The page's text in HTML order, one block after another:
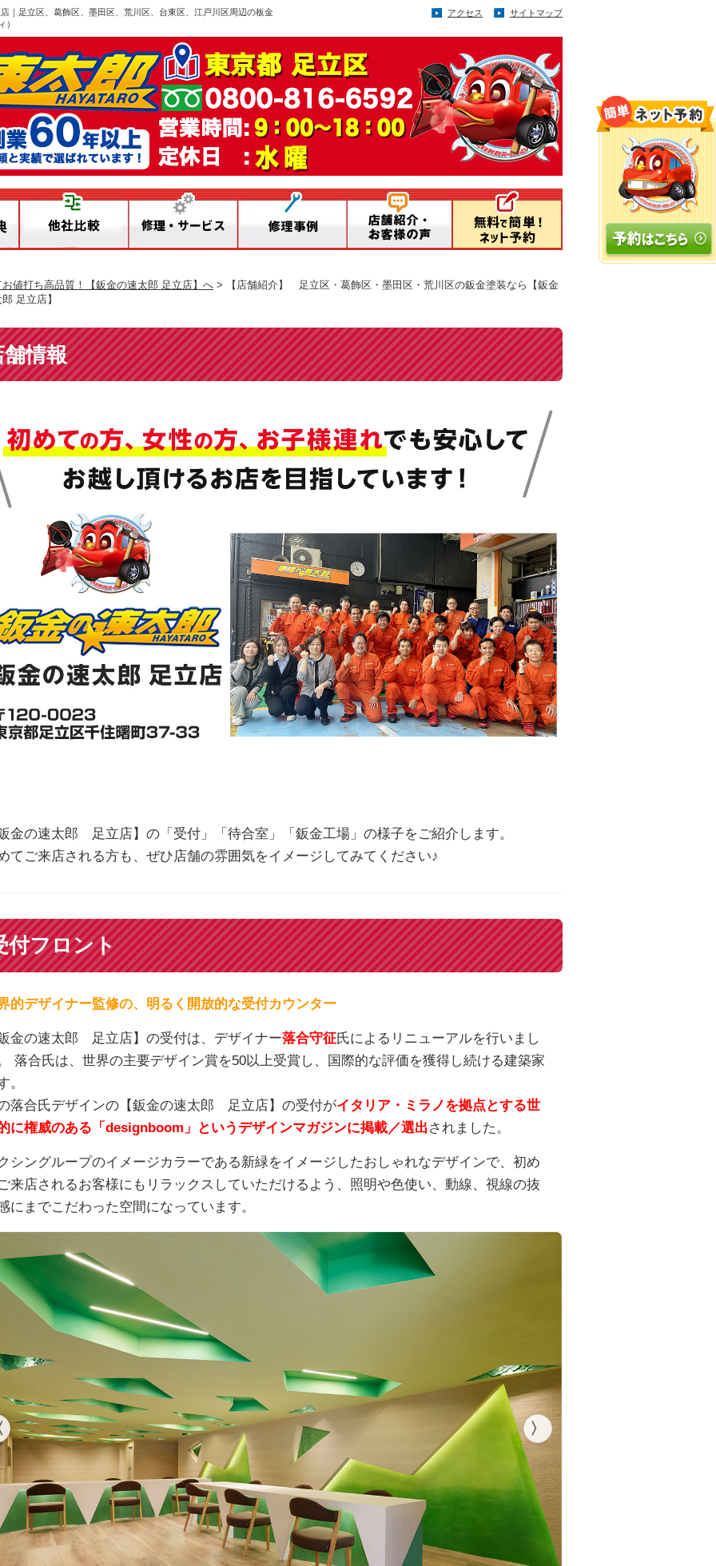
｜足立区、葛飾区、墨田区、荒川区、台東区、江戸川区周辺の板金
）
アクセス サイトマップ
お値打ち高品質！【鈑金の速太郎 足立店】へ >
【店舗紹介】 足立区・葛飾区・墨田区・荒川区の鈑金塗装なら【鈑金
足立店】
情報
金の速太郎 足立店】の「受付」「待合室」「鈑金工場」の様子をご紹介します。
てご来店される方も、ぜひ店舗の雰囲気をイメージしてみてください♪
付フロント
的デザイナー監修の、明るく開放的な受付カウンター
金の速太郎 足立店】の受付は、デザイナー落合守征氏によるリニューアルを行いまし
落合氏は、世界の主要デザイン賞を50以上受賞し、国際的な評価を獲得し続ける建築家
。
落合氏デザインの【鈑金の速太郎 足立店】の受付がイタリア・ミラノを拠点とする世
に権威のある「designboom」というデザインマガジンに掲載／選出 されました。
シングループのイメージカラーである新緑をイメージしたおしゃれなデザインで、初め
来店されるお客様にもリラックスしていただけるよう、照明や色使い、動線、視線の抜
にまでこだわった空間になっています。
〉